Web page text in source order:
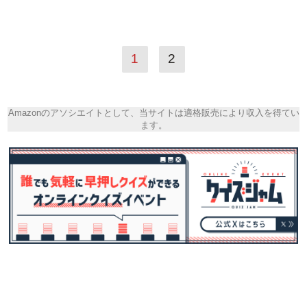
1 2
Amazonのアソシエイトとして、当サイトは適格販売により収入を得てい
ます。